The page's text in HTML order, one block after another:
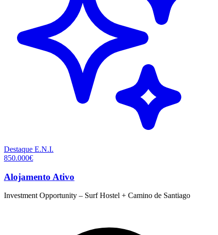
Destaque E.N.I.
850.000€
Alojamento Ativo
Investment Opportunity – Surf Hostel + Camino de Santiago